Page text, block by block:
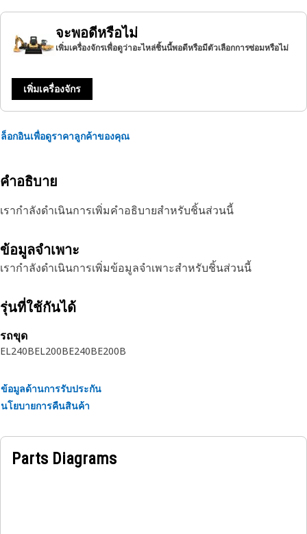
จะพอดีหรือไม่
เพิ่มเครื่องจักรเพื่อดูว่าอะไหล่ชิ้นนี้พอดีหรือมีตัวเลือกการซ่อมหรือไม่
เพิ่มเครื่องจักร
ล็อกอินเพื่อดูราคาลูกค้าของคุณ
คำอธิบาย
เรากำลังดำเนินการเพิ่มคำอธิบายสำหรับชิ้นส่วนนี้
ข้อมูลจำเพาะ
เรากำลังดำเนินการเพิ่มข้อมูลจำเพาะสำหรับชิ้นส่วนนี้
รุ่นที่ใช้กันได้
รถขุด
EL240BEL200BE240BE200B
ข้อมูลด้านการรับประกัน
นโยบายการคืนสินค้า
Parts Diagrams